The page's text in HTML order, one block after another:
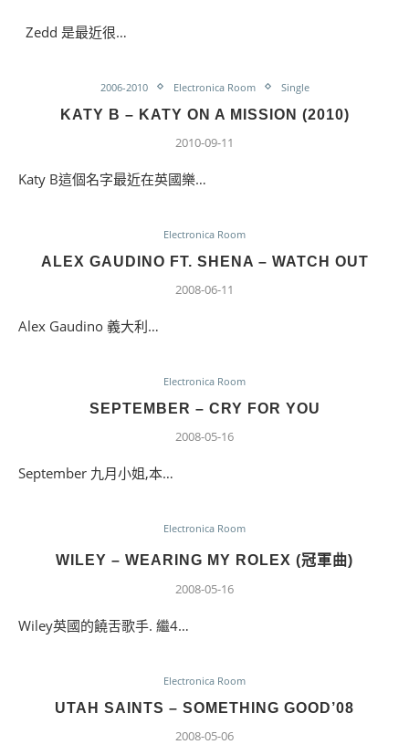
Zedd 是最近很…
2006-2010 Electronica Room Single
KATY B – KATY ON A MISSION (2010)
2010-09-11
Katy B這個名字最近在英國樂…
Electronica Room
ALEX GAUDINO FT. SHENA – WATCH OUT
2008-06-11
Alex Gaudino 義大利…
Electronica Room
SEPTEMBER – CRY FOR YOU
2008-05-16
September 九月小姐,本…
Electronica Room
WILEY – WEARING MY ROLEX (冠軍曲)
2008-05-16
Wiley英國的饒舌歌手. 繼4…
Electronica Room
UTAH SAINTS – SOMETHING GOOD’08
2008-05-06